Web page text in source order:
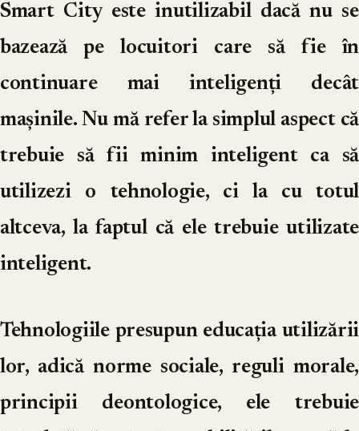
Smart City este inutilizabil dacă nu se
bazează pe locuitori care să fie în
continuare mai inteligenți decât
mașinile. Nu mă refer la simplul aspect că
trebuie să fii minim inteligent ca să
utilizezi o tehnologie, ci la cu totul
altceva, la faptul că ele trebuie utilizate
inteligent.
Tehnologiile presupun educația utilizării
lor, adică norme sociale, reguli morale,
principii deontologice, ele trebuie